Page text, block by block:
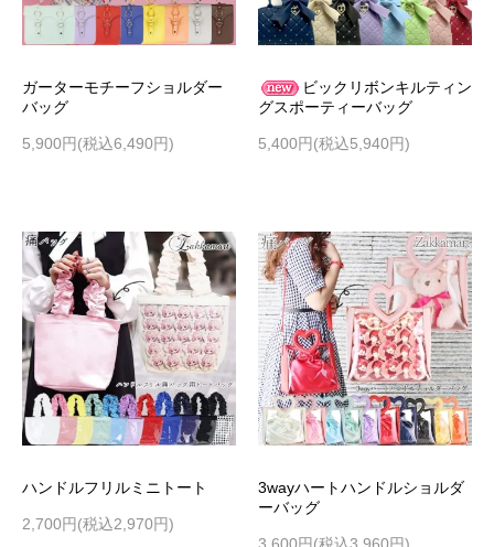
ガーターモチーフショルダー
バッグ
5,900円(税込6,490円)
ビックリボンキルティン
グスポーティーバッグ
5,400円(税込5,940円)
ハンドルフリルミニトート
2,700円(税込2,970円)
3wayハートハンドルショルダ
ーバッグ